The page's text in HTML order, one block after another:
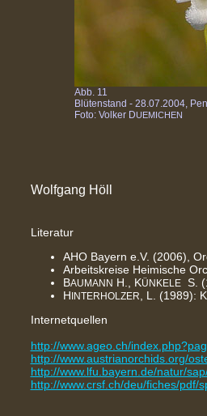
Abb. 11
Blütenstand - 28.07.2004,
Foto: Volker DUEMICHEN
Wolfgang Höll
Literatur
AHO Bayern e.V. (2006),
Arbeitskreise Heimische
BAUMANN H., KÜNKELES.
H INTERHOLZER
, L. (1989):
Internetquellen
http://www.ageo.ch/
http://www.austrianorchids.org/
http://www.lfu.bayern.de/natur/
http://www.crsf.ch/deu/fiches/pdf/